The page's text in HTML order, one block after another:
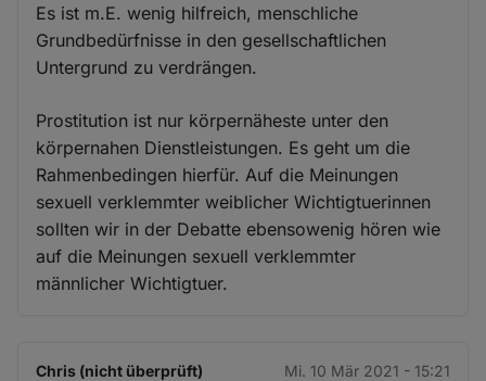
Es ist m.E. wenig hilfreich, menschliche
Grundbedürfnisse in den gesellschaftlichen
Untergrund zu verdrängen.
Prostitution ist nur körpernäheste unter den
körpernahen Dienstleistungen. Es geht um die
Rahmenbedingen hierfür. Auf die Meinungen
sexuell verklemmter weiblicher Wichtigtuerinnen
sollten wir in der Debatte ebensowenig hören wie
auf die Meinungen sexuell verklemmter
männlicher Wichtigtuer.
Chris (nicht überprüft) Mi. 10 Mär 2021 - 15:21